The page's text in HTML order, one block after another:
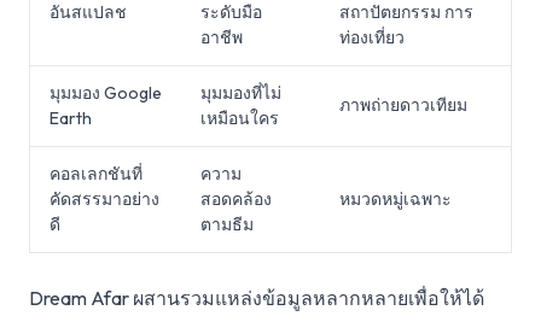
อันสแปลช
ระดับมือ
อาชีพ
สถาปัตยกรรม การ
ท่องเที่ยว
มุมมอง Google
Earth
มุมมองที่ไม่
เหมือนใคร
ภาพถ่ายดาวเทียม
คอลเลกชันที่
คัดสรรมาอย่าง
ดี
ความ
สอดคล้อง
ตามธีม
หมวดหมู่เฉพาะ
Dream Afar ผสานรวมแหล่งข้อมูลหลากหลายเพื่อให้ได้